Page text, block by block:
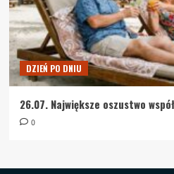
DZIEŃ PO DNIU
26.07. Największe oszustwo
0